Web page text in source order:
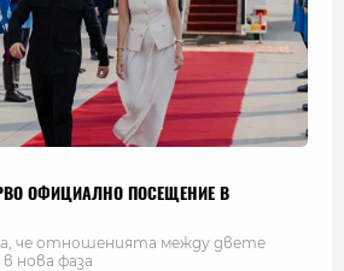
ОФИЦИАЛНО ПОСЕЩЕНИЕ В
че отношенията между двете
нова фаза